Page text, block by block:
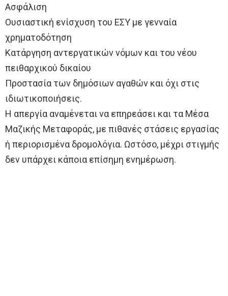
Ασφάλιση
Ουσιαστική ενίσχυση του ΕΣΥ με γενναία
χρηματοδότηση
Κατάργηση αντεργατικών νόμων και του νέου
πειθαρχικού δικαίου
Προστασία των δημόσιων αγαθών και όχι στις
ιδιωτικοποιήσεις.
Η απεργία αναμένεται να επηρεάσει και τα Μέσα
Μαζικής Μεταφοράς, με πιθανές στάσεις εργασίας
ή περιορισμένα δρομολόγια. Ωστόσο, μέχρι στιγμής
δεν υπάρχει κάποια επίσημη ενημέρωση.